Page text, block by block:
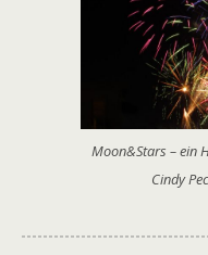
Moon&Stars – ein
Cindy